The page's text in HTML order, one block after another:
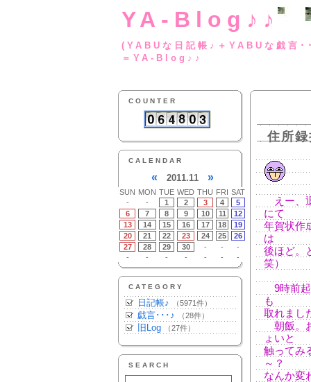
YA-Blog♪♪
(YABUな日記帳♪
＝YA-Blog♪♪
COUNTER
CALENDAR
« 2011.11 »
SUN MON TUE WED THU FRI SAT
-
- 1 2 3 4
5
6
7 8 9 10 11
12
13
14 15 16 17 18
19
20
21 22 23 24 25
26
27
28 29 30 - -
-
-
- - - - - -
CATEGORY
日記帳♪ （5971件）
戯言･･･♪ （28件）
旧Log （27件）
SEARCH
住所
えー、
にて
年賀状作
は
後ほど。
笑）
9時前起
も
取れまし
朝飯。
ょいと
触ってみ
～？
なんか変